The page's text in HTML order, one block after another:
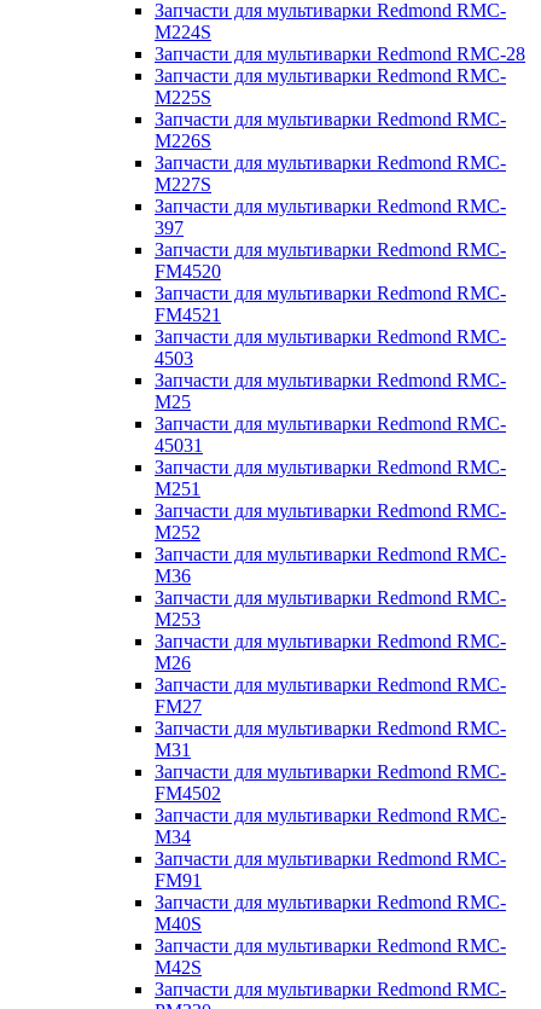
Запчасти для мультиварки Redmond RMC-
M224S
Запчасти для мультиварки Redmond RMC-28
Запчасти для мультиварки Redmond RMC-
M225S
Запчасти для мультиварки Redmond RMC-
M226S
Запчасти для мультиварки Redmond RMC-
M227S
Запчасти для мультиварки Redmond RMC-
397
Запчасти для мультиварки Redmond RMC-
FM4520
Запчасти для мультиварки Redmond RMC-
FM4521
Запчасти для мультиварки Redmond RMC-
4503
Запчасти для мультиварки Redmond RMC-
M25
Запчасти для мультиварки Redmond RMC-
45031
Запчасти для мультиварки Redmond RMC-
M251
Запчасти для мультиварки Redmond RMC-
M252
Запчасти для мультиварки Redmond RMC-
M36
Запчасти для мультиварки Redmond RMC-
M253
Запчасти для мультиварки Redmond RMC-
M26
Запчасти для мультиварки Redmond RMC-
FM27
Запчасти для мультиварки Redmond RMC-
M31
Запчасти для мультиварки Redmond RMC-
FM4502
Запчасти для мультиварки Redmond RMC-
M34
Запчасти для мультиварки Redmond RMC-
FM91
Запчасти для мультиварки Redmond RMC-
M40S
Запчасти для мультиварки Redmond RMC-
M42S
Запчасти для мультиварки Redmond RMC-